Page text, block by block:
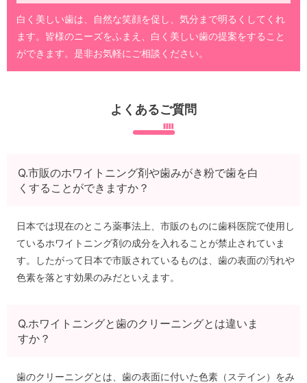
白く美しい歯は、自然な笑顔を促し、気分まで明るくしてくれ
ます。皆様のニーズをふまえ、白く美しい歯の提案をすること
ができます。是非お気軽にご相談ください。
よくあるご質問
Q.市販のホワイトニング剤や歯みがき粉で歯を白
くすることができますか？
日本では現在のところ薬事法上、市販のものに歯科医院で使用し
ているホワイトニング剤の成分を入れることが禁止されていま
す。したがって日本で市販されているものは、歯の表面の汚れや
色素を落とす効果のみだといえます。
Q.ホワイトニングと歯のクリーニングとは違いま
すか？
歯のクリーニングとは、歯の表面に付いた色素（ステイン）をみ